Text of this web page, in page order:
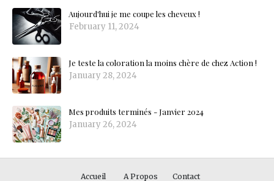
Aujourd'hui je me coupe les cheveux !
February 11, 2024
Je teste la coloration la moins chère de chez Action !
January 28, 2024
Mes produits terminés - Janvier 2024
January 26, 2024
Accueil A Propos Contact